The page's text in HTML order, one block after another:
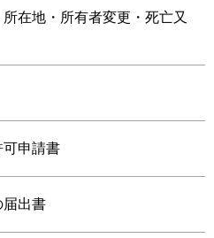
在地・所有者変更・死亡又
可申請書
届出書